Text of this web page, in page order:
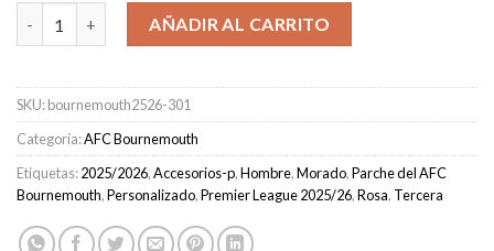
Camiseta AFC Bournemouth Tercera Equipación Hombre 2025/
AÑADIR AL CARRITO
SKU:bournemouth2526-301
Categoría:AFC Bournemouth
Etiquetas:2025/2026,Accesorios-p,Hombre,Morado,Parche del AFC
Bournemouth,Personalizado,Premier League 2025/26,Rosa, Tercera